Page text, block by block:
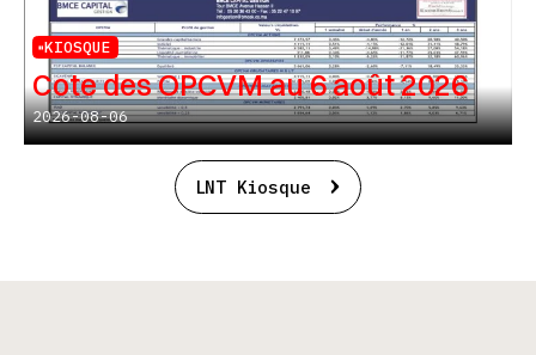
KIOSQUE
Cote des OPCVM au 6 août 2026
2026-08-06
LNT Kiosque